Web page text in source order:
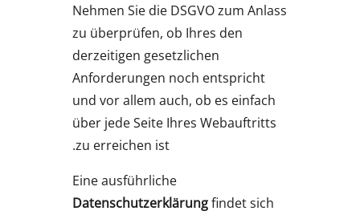
Nehmen Sie die DSGVO zum Anlass
zu überprüfen, ob Ihres den
derzeitigen gesetzlichen
Anforderungen noch entspricht
und vor allem auch, ob es einfach
über jede Seite Ihres Webauftritts
zu erreichen ist.
Eine ausführliche
Datenschutzerklärungfindet sich